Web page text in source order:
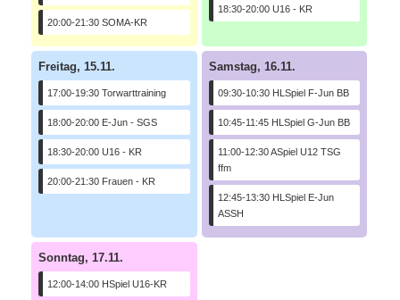
20:00-21:30 SOMA-KR
18:30-20:00 U16 - KR
Freitag, 15.11.
17:00-19:30 Torwarttraining
18:00-20:00 E-Jun - SGS
18:30-20:00 U16 - KR
20:00-21:30 Frauen - KR
Samstag, 16.11.
09:30-10:30 HLSpiel F-Jun BB
10:45-11:45 HLSpiel G-Jun BB
11:00-12:30 ASpiel U12 TSG
ffm
12:45-13:30 HLSpiel E-Jun
ASSH
Sonntag, 17.11.
12:00-14:00 HSpiel U16-KR